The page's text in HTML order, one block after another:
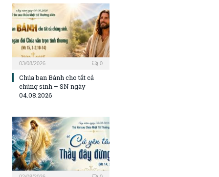
03/08/2026 0
Chúa ban Bánh cho tất cả
chúng sinh – SN ngày
04.08.2026